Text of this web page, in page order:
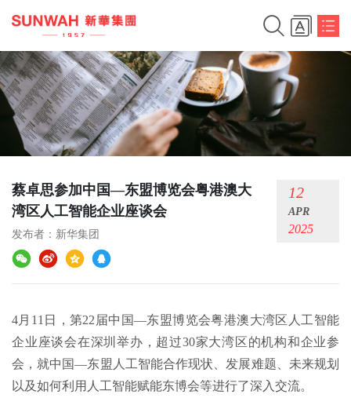
蔡卓思参加中国—东盟博览会粤港澳大
湾区人工智能企业座谈会
发布者： 新华集团
12
APR
2025
4月11日，第22届中国—东盟博览会粤港澳大湾区人工智能
企业座谈会在深圳举办，超过30家大湾区的机构和企业参
会，就中国—东盟人工智能合作现状、发展难题、未来规划
以及如何利用人工智能赋能东博会等进行了深入交流。